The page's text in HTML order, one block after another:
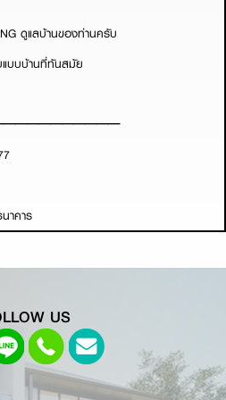
ดูแลบ้านของท่านครับ
บบบ้านที่ทันสมัย
าคาร
US